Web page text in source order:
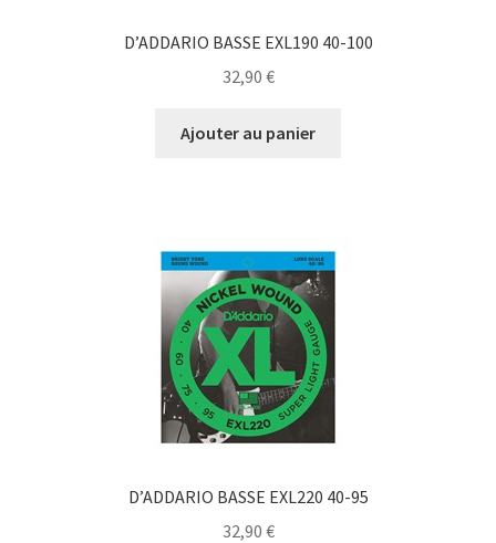
D’ADDARIO BASSE EXL190 40-100
32,90 €
Ajouter au panier
D’ADDARIO BASSE EXL220 40-95
32,90 €